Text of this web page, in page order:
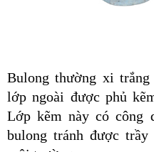
Bulong thường xi trắng
lớp ngoài được phủ
Lớp kẽm này có công
bulong tránh được